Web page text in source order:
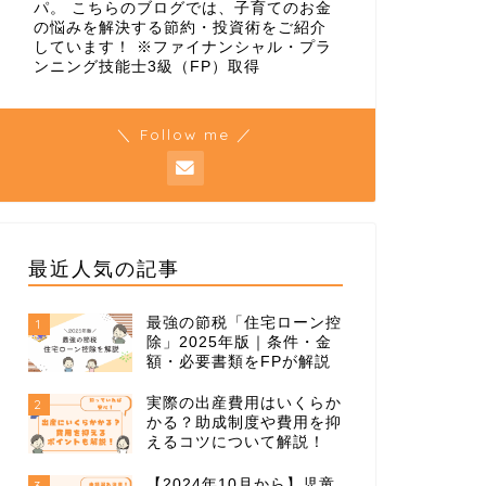
パ。 こちらのブログでは、子育てのお金
の悩みを解決する節約・投資術をご紹介
しています！ ※ファイナンシャル・プラ
ンニング技能士3級（FP）取得
＼ Follow me ／
最近人気の記事
1
最強の節税「住宅ローン控
除」2025年版｜条件・金
額・必要書類をFPが解説
2
実際の出産費用はいくらか
かる？助成制度や費用を抑
えるコツについて解説！